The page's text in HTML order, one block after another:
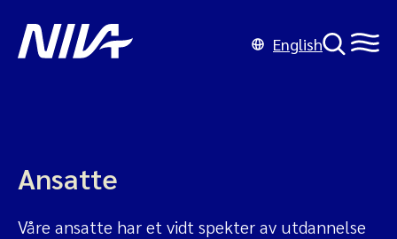
English
Ansatte
Våre ansatte har et vidt spekter av utdannelse